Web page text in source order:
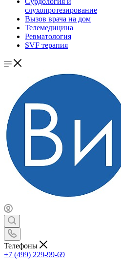
слухопротезирование
Вызов врача на дом
Телемедицина
Ревматология
SVF терапия
Телефоны
+7 (499) 229-99-69